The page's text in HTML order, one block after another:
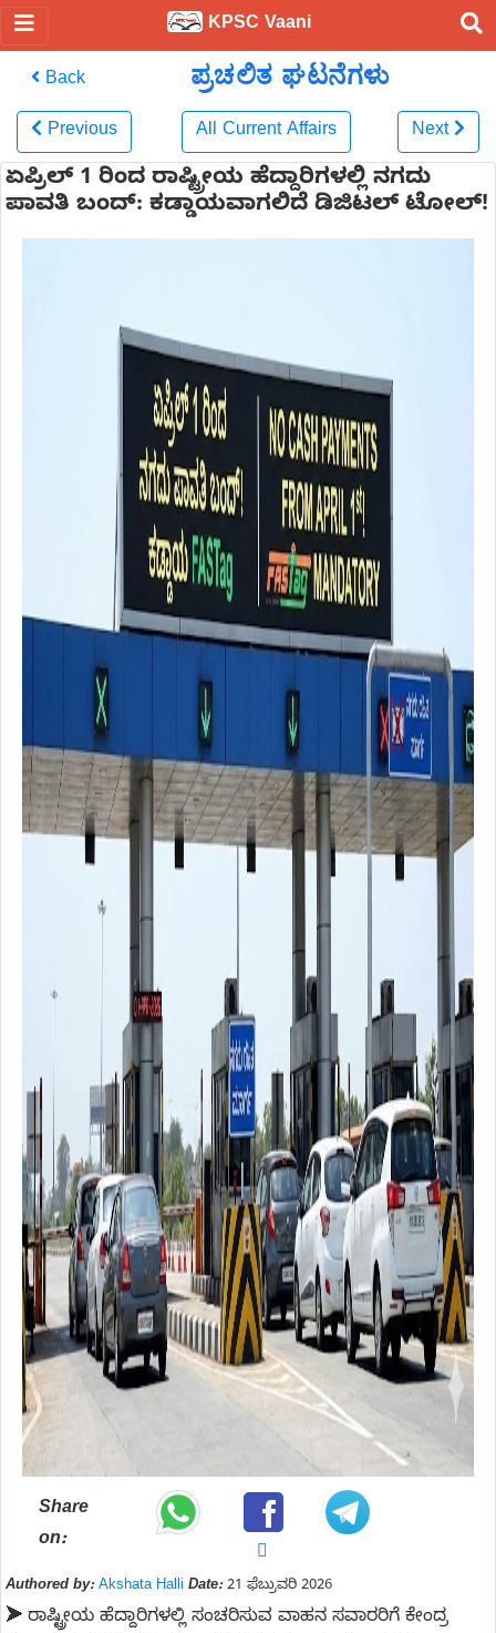
KPSC Vaani
Back ಪ್ರಚಲಿತ ಘಟನೆಗಳು
Previous All Current Affairs Next
ಏಪ್ರಿಲ್ 1 ರಿಂದ ರಾಷ್ಟ್ರೀಯ ಹೆದ್ದಾರಿಗಳಲ್ಲಿ ನಗದು
ಪಾವತಿ ಬಂದ್: ಕಡ್ಡಾಯವಾಗಲಿದೆ ಡಿಜಿಟಲ್ ಟೋಲ್!
Share
on:
Authored by: Akshata Halli Date:21 ಫೆಬ್ರುವರಿ 2026
➤ ರಾಷ್ಟ್ರೀಯ ಹೆದ್ದಾರಿಗಳಲ್ಲಿ ಸಂಚರಿಸುವ ವಾಹನ ಸವಾರರಿಗೆ ಕೇಂದ್ರ